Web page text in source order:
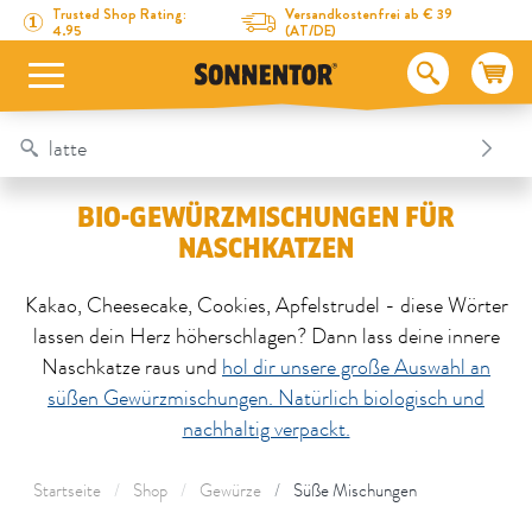
Direkt zum Inhalt
Zum Inhaltsverzeichnis
Direkt zum Menü
Trusted Shop Rating:
4.95
Versandkostenfrei ab € 39
(AT/DE)
Table Of Content
Bio-Gewürzmischungen für Naschkatzen
BIO-GEWÜRZMISCHUNGEN FÜR
NASCHKATZEN
Kakao, Cheesecake, Cookies, Apfelstrudel - diese Wörter
lassen dein Herz höherschlagen? Dann lass deine innere
Naschkatze raus und hol dir unsere große Auswahl an
süßen Gewürzmischungen. Natürlich biologisch und
nachhaltig verpackt.
Startseite Shop Gewürze Süße Mischungen